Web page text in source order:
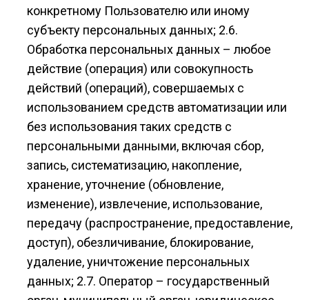
конкретному Пользователю или иному
субъекту персональных данных; 2.6.
Обработка персональных данных – любое
действие (операция) или совокупность
действий (операций), совершаемых с
использованием средств автоматизации или
без использования таких средств с
персональными данными, включая сбор,
запись, систематизацию, накопление,
хранение, уточнение (обновление,
изменение), извлечение, использование,
передачу (распространение, предоставление,
доступ), обезличивание, блокирование,
удаление, уничтожение персональных
данных; 2.7. Оператор – государственный